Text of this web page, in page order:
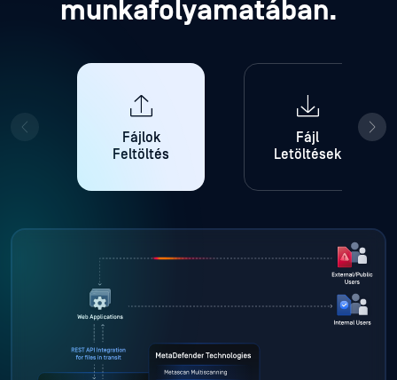
munkafolyamatában.
Fájlok
Feltöltés
Fájl
Letöltések